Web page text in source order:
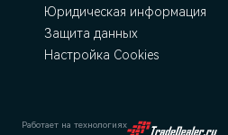
Юридическая информация
Защита данных
Настройка Cookies
Работает на технологиях